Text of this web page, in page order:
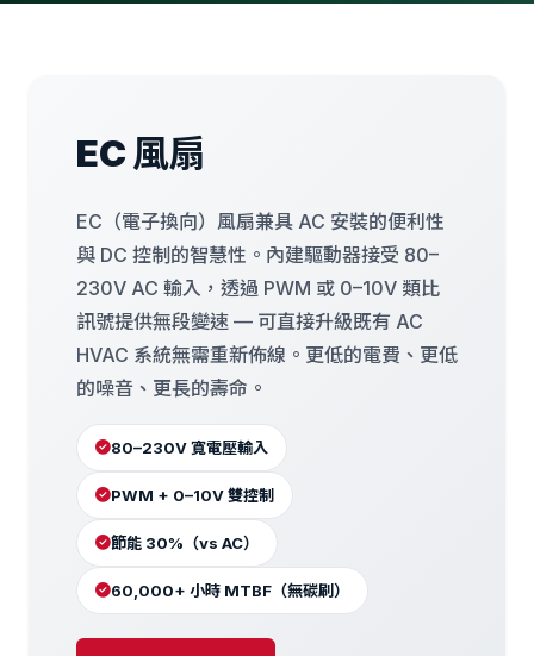
EC 風扇
EC（電子換向）風扇兼具 AC 安裝的便利性
與 DC 控制的智慧性。內建驅動器接受 80–
230V AC 輸入，透過 PWM 或 0–10V 類比
訊號提供無段變速 — 可直接升級既有 AC
HVAC 系統無需重新佈線。更低的電費、更低
的噪音、更長的壽命。
80–230V 寬電壓輸入
PWM + 0–10V 雙控制
節能 30%（vs AC）
60,000+ 小時 MTBF（無碳刷）